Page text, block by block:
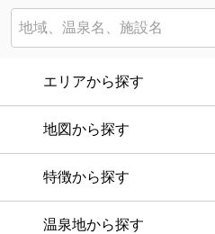
エリアから探す
地図から探す
特徴から探す
温泉地から探す